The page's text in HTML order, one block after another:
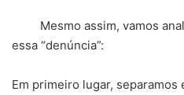
Mesmo assim, vamos
essa “denúncia”:
Em primeiro lugar,